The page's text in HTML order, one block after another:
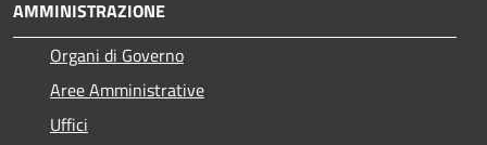
AMMINISTRAZIONE
Organi di Governo
Aree Amministrative
Uffici